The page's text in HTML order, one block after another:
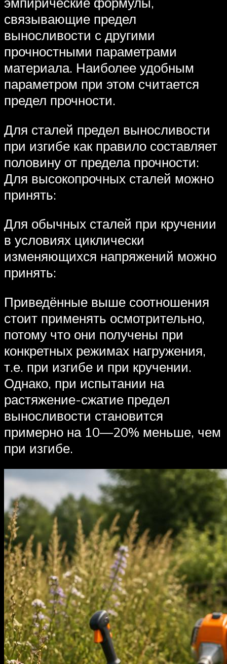
связывающие предел
выносливости с другими
прочностными параметрами
материала. Наиболее удобным
параметром при этом считается
предел прочности.
Для сталей предел выносливости
при изгибе как правило составляет
половину от предела прочности:
Для высокопрочных сталей можно
принять:
Для обычных сталей при кручении
в условиях циклически
изменяющихся напряжений можно
принять:
Приведённые выше соотношения
стоит применять осмотрительно,
потому что они получены при
конкретных режимах нагружения,
т.е. при изгибе и при кручении.
Однако, при испытании на
растяжение-сжатие предел
выносливости становится
примерно на 10—20% меньше, чем
при изгибе.